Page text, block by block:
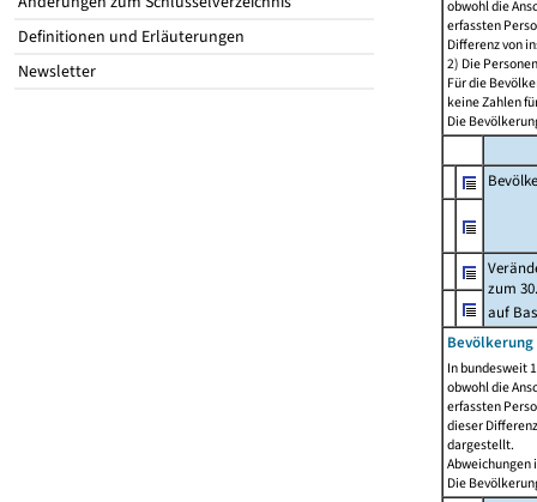
Definitionen und Erläuterungen
Newsletter
obwohl die
erfassten
Differenz von
2) Die
Für die
keine Zahlen
Die
zum
auf
Bevölkerung
In bundesweit
obwohl die
erfassten
dieser
dargestellt.
Abweichungen
Die